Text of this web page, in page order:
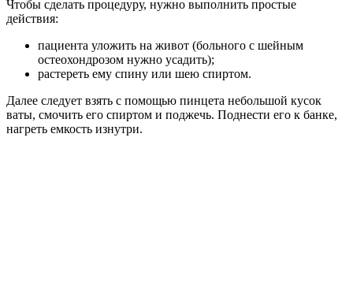
Чтобы сделать процедуру, нужно выполнить простые
действия:
пациента уложить на живот (больного с шейным
остеохондрозом нужно усадить);
растереть ему спину или шею спиртом.
Далее следует взять с помощью пинцета небольшой кусок
ваты, смочить его спиртом и поджечь. Поднести его к банке,
нагреть емкость изнутри.